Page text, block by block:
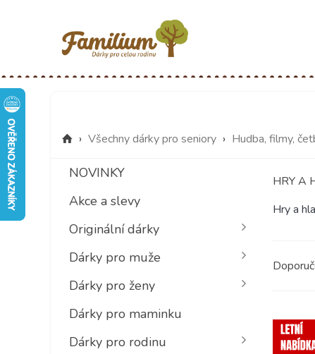
› Všechny dárky pro seniory › Hudba, filmy,
NOVINKY
Akce a slevy
Originální dárky
Dárky pro muže
Dárky pro ženy
Dárky pro maminku
Dárky pro rodinu
HRY A
Hry a